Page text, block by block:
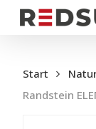
Skip
Start
Randstein